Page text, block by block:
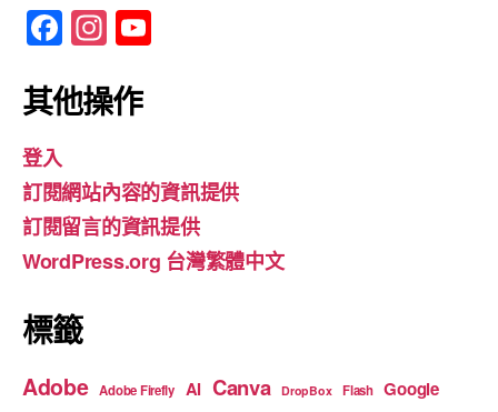
F
a
c
b
o
o
k
In
st
a
gr
a
m
u
b
e
其他操作
登入
訂閱網站內容的資訊提供
訂閱留言的資訊提供
WordPress.org 台灣繁體中文
標籤
Adobe Adobe Firefly AI Canva DropBox Flash Google